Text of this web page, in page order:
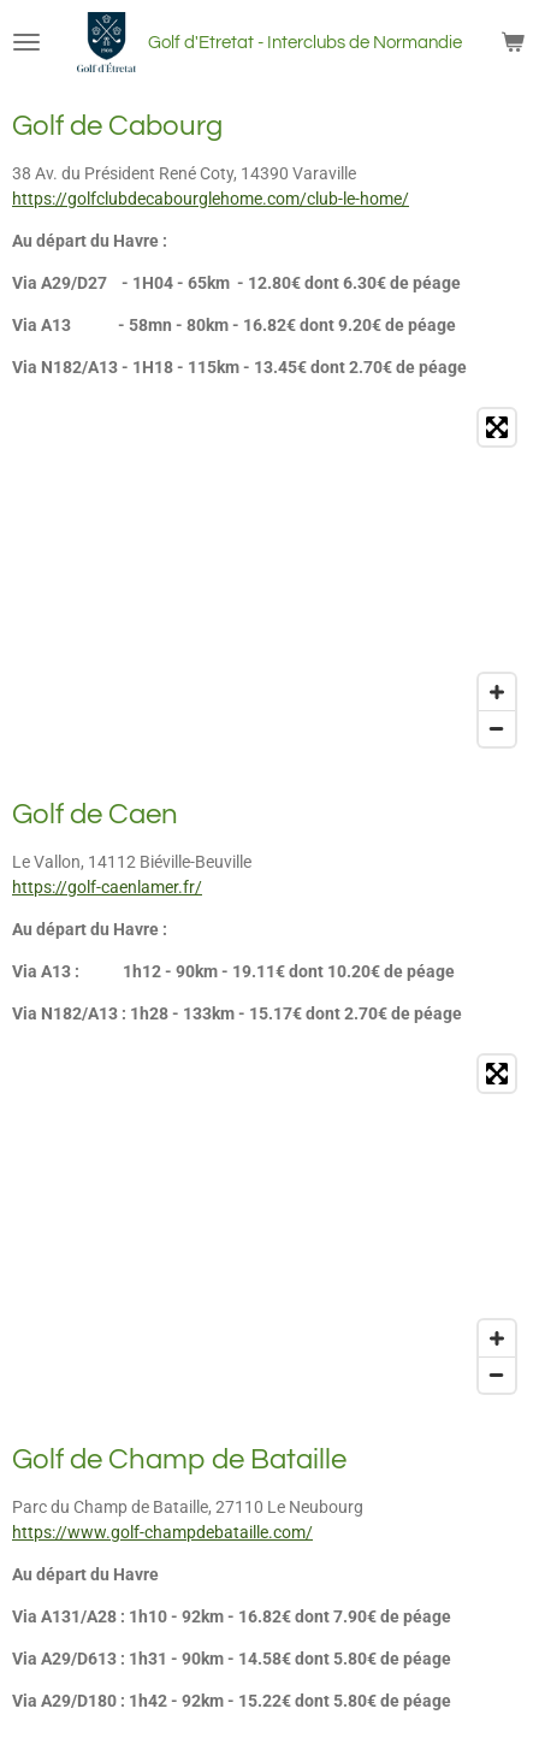
au
contenu
Golfd'Etretat - Interclubsde Normandie
Golf de Cabourg
38 Av. du Président René Coty, 14390 Varaville
https://golfclubdecabourglehome.com/club-le-home/
Au départ du Havre :
Via A29/D27 - 1H04 - 65km - 12.80€ dont 6.30€ de péage
Via A13 - 58mn - 80km - 16.82€ dont 9.20€ de péage
Via N182/A13 - 1H18 - 115km - 13.45€ dont 2.70€ de péage
Golf de Caen
Le Vallon, 14112 Biéville-Beuville
https://golf-caenlamer.fr/
Au départ du Havre :
Via A13 : 1h12 - 90km - 19.11€ dont 10.20€ de péage
Via N182/A13 : 1h28 - 133km - 15.17€ dont 2.70€ de péage
Golf de Champ de Bataille
Parc du Champ de Bataille, 27110 Le Neubourg
https://www.golf-champdebataille.com/
Au départ du Havre
Via A131/A28 : 1h10 - 92km - 16.82€ dont 7.90€ de péage
Via A29/D613 : 1h31 - 90km - 14.58€ dont 5.80€ de péage
Via A29/D180 : 1h42 - 92km - 15.22€ dont 5.80€ de péage